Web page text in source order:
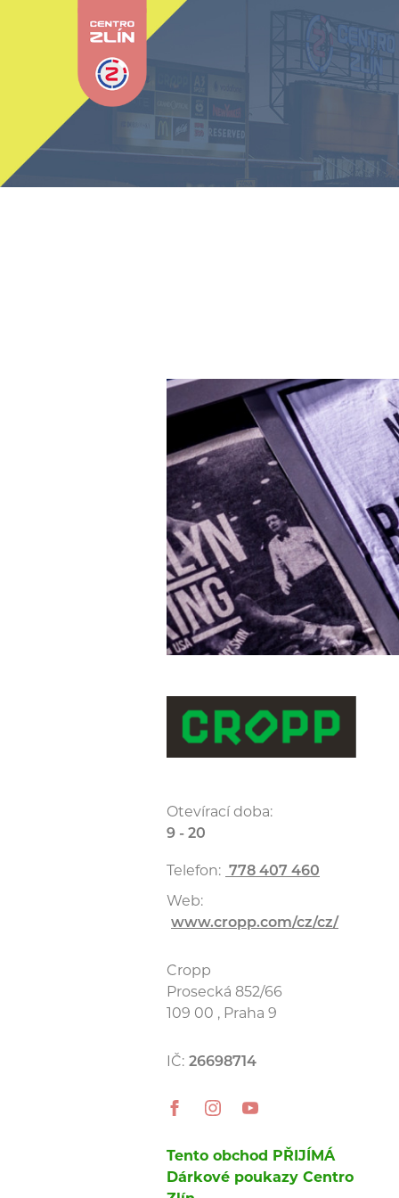
Otevírací doba:
9 - 20
Telefon: 778 407 460
Web:
www.cropp.com/cz/cz/
Cropp
Prosecká 852/66
109 00 , Praha 9
IČ: 26698714
Tento obchod PŘIJÍMÁ
Dárkové poukazy Centro